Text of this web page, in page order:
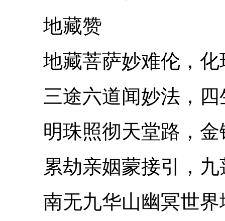
地藏赞
地藏菩萨妙难伦，化
三途六道闻妙法，四
明珠照彻天堂路，金
累劫亲姻蒙接引，九
南无九华山幽冥世界